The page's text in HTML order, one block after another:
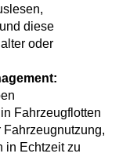
diese
oder
Fahrzeugflotten
in Echtzeit zu